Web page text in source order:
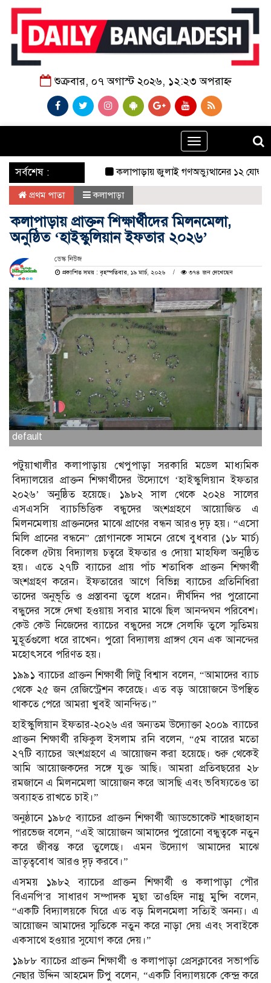
শুক্রবার, ০৭ অগাস্ট ২০২৬, ১২:২৩ অপরাহ্ন
Toggle
navigation
‌ সর্বশেষ : কলাপাড়ায় জুলাই গণঅভ্যুত্থানের ১২ যোদ্ধাকে
প্রথম পাতা কলাপাড়া
কলাপাড়ায় প্রাক্তন শিক্ষার্থীদের মিলনমেলা,
অনুষ্ঠিত ‘হাইস্কুলিয়ান ইফতার ২০২৬’
ডেস্ক নিউজ
প্রকাশিত সময় : বৃহস্পতিবার, ১৯ মার্চ, ২০২৬
৩৭৪ জন দেখেছেন
default
পটুয়াখালীর কলাপাড়ায় খেপুপাড়া সরকারি মডেল মাধ্যমিক
বিদ্যালয়ের প্রাক্তন শিক্ষার্থীদের উদ্যোগে ‘হাইস্কুলিয়ান ইফতার
২০২৬’ অনুষ্ঠিত হয়েছে। ১৯৮২ সাল থেকে ২০২৪ সালের
এসএসসি ব্যাচভিত্তিক বন্ধুদের অংশগ্রহণে আয়োজিত এ
মিলনমেলায় প্রাক্তনদের মাঝে প্রাণের বন্ধন আরও দৃঢ় হয়। “এসো
মিলি প্রানের বন্ধনে” স্লোগানকে সামনে রেখে বুধবার (১৮ মার্চ)
বিকেল ৫টায় বিদ্যালয় চত্বরে ইফতার ও দোয়া মাহফিল অনুষ্ঠিত
হয়। এতে ২৭টি ব্যাচের প্রায় পাঁচ শতাধিক প্রাক্তন শিক্ষার্থী
অংশগ্রহণ করেন। ইফতারের আগে বিভিন্ন ব্যাচের প্রতিনিধিরা
তাদের অনুভূতি ও প্রস্তাবনা তুলে ধরেন। দীর্ঘদিন পর পুরোনো
বন্ধুদের সঙ্গে দেখা হওয়ায় সবার মাঝে ছিল আনন্দঘন পরিবেশ।
কেউ কেউ নিজেদের ব্যাচের বন্ধুদের সঙ্গে সেলফি তুলে স্মৃতিময়
মুহূর্তগুলো ধরে রাখেন। পুরো বিদ্যালয় প্রাঙ্গণ যেন এক আনন্দের
মহোৎসবে পরিণত হয়।
১৯৯১ ব্যাচের প্রাক্তন শিক্ষার্থী লিটু বিশ্বাস বলেন, “আমাদের ব্যাচ
থেকে ২৫ জন রেজিস্ট্রেশন করেছে। এত বড় আয়োজনে উপস্থিত
থাকতে পেরে আমরা খুবই আনন্দিত।”
হাইস্কুলিয়ান ইফতার-২০২৬ এর অন্যতম উদ্যোক্তা ২০০৯ ব্যাচের
প্রাক্তন শিক্ষার্থী রফিকুল ইসলাম রনি বলেন, “৫ম বারের মতো
২৭টি ব্যাচের অংশগ্রহণে এ আয়োজন করা হয়েছে। শুরু থেকেই
আমি আয়োজকদের সঙ্গে যুক্ত আছি। আমরা প্রতিবছরের ২৮
রমজানে এ মিলনমেলা আয়োজন করে আসছি এবং ভবিষ্যতেও তা
অব্যাহত রাখতে চাই।”
অনুষ্ঠানে ১৯৮৫ ব্যাচের প্রাক্তন শিক্ষার্থী অ্যাডভোকেট শাহজাহান
পারভেজ বলেন, “এই আয়োজন আমাদের পুরোনো বন্ধুত্বকে নতুন
করে জীবন্ত করে তুলেছে। এমন উদ্যোগ আমাদের মাঝে
ভ্রাতৃত্ববোধ আরও দৃঢ় করবে।”
এসময় ১৯৮২ ব্যাচের প্রাক্তন শিক্ষার্থী ও কলাপাড়া পৌর
বিএনপি’র সাধারণ সম্পাদক মুছা তাওহিদ নান্নু মুন্সি বলেন,
“একটি বিদ্যালয়কে ঘিরে এত বড় মিলনমেলা সত্যিই অনন্য। এ
আয়োজন আমাদের স্মৃতিকে নতুন করে নাড়া দেয় এবং সবাইকে
একসাথে হওয়ার সুযোগ করে দেয়।”
১৯৮৮ ব্যাচের প্রাক্তন শিক্ষার্থী ও কলাপাড়া প্রেসক্লাবের সভাপতি
নেছার উদ্দিন আহমেদ টিপু বলেন, “একটি বিদ্যালয়কে কেন্দ্র করে